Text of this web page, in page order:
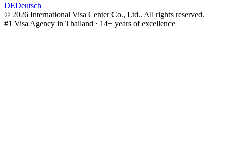
DEDeutsch
© 2026 International Visa Center Co., Ltd.. All rights reserved.
#1 Visa Agency in Thailand · 14+ years of excellence